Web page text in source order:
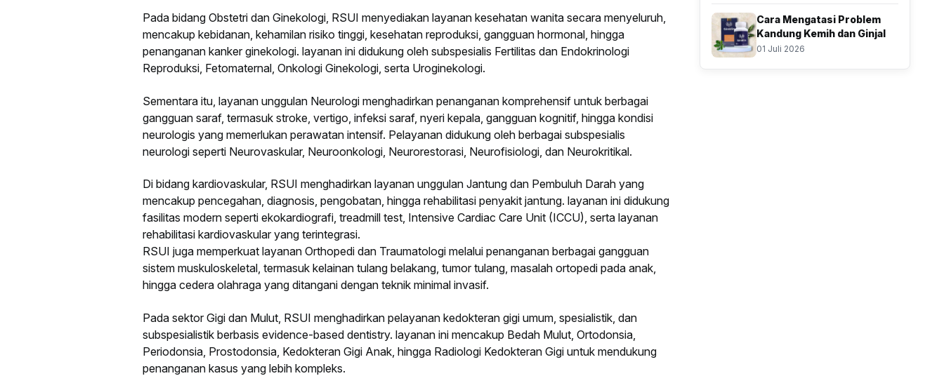
Pada bidang Obstetri dan Ginekologi, RSUI menyediakan layanan kesehatan wanita secara menyeluruh,
mencakup kebidanan, kehamilan risiko tinggi, kesehatan reproduksi, gangguan hormonal, hingga
penanganan kanker ginekologi. layanan ini didukung oleh subspesialis Fertilitas dan Endokrinologi
Reproduksi, Fetomaternal, Onkologi Ginekologi, serta Uroginekologi.
Sementara itu, layanan unggulan Neurologi menghadirkan penanganan komprehensif untuk berbagai
gangguan saraf, termasuk stroke, vertigo, infeksi saraf, nyeri kepala, gangguan kognitif, hingga kondisi
neurologis yang memerlukan perawatan intensif. Pelayanan didukung oleh berbagai subspesialis
neurologi seperti Neurovaskular, Neuroonkologi, Neurorestorasi, Neurofisiologi, dan Neurokritikal.
Di bidang kardiovaskular, RSUI menghadirkan layanan unggulan Jantung dan Pembuluh Darah yang
mencakup pencegahan, diagnosis, pengobatan, hingga rehabilitasi penyakit jantung. layanan ini didukung
fasilitas modern seperti ekokardiografi, treadmill test, Intensive Cardiac Care Unit (ICCU), serta layanan
rehabilitasi kardiovaskular yang terintegrasi.
RSUI juga memperkuat layanan Orthopedi dan Traumatologi melalui penanganan berbagai gangguan
sistem muskuloskeletal, termasuk kelainan tulang belakang, tumor tulang, masalah ortopedi pada anak,
hingga cedera olahraga yang ditangani dengan teknik minimal invasif.
Pada sektor Gigi dan Mulut, RSUI menghadirkan pelayanan kedokteran gigi umum, spesialistik, dan
subspesialistik berbasis evidence-based dentistry. layanan ini mencakup Bedah Mulut, Ortodonsia,
Periodonsia, Prostodonsia, Kedokteran Gigi Anak, hingga Radiologi Kedokteran Gigi untuk mendukung
penanganan kasus yang lebih kompleks.
Cara Mengatasi Problem
Kandung Kemih dan Ginjal
01 Juli 2026